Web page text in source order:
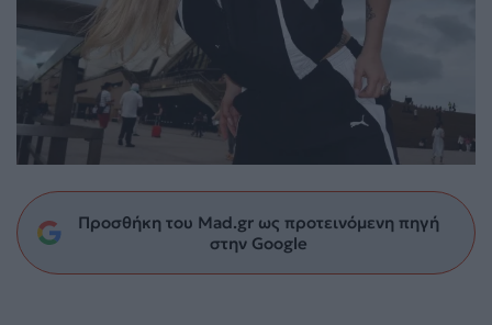
Προσθήκη του Mad.gr ως προτεινόμενη πηγή
στην Google